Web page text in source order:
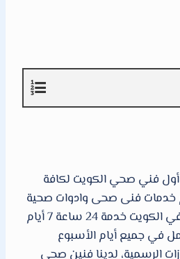
فني صحي الكويت لكافة
خدمات فنى صحى وادوات صحية
وتسليك مجاري سباك في الكويت خدمة 24 ساعة 7 أيام
في جميع أيام الأسبوع
الرسمية، لدينا فنين صحى